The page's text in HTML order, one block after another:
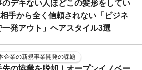
のデキない人ほどこの髪形をしてい
手から全く信頼されない「ビジネ
一発アウト」ヘアスタイル3選
企業の新規事業開発の課題
先の協業を脱却！オープンイノベー